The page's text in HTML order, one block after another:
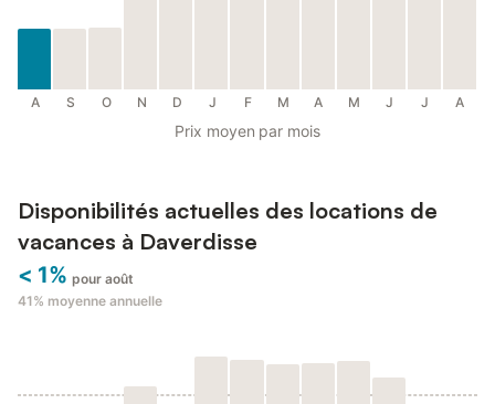
A S O N D J F M A M J J A
Prix moyen par mois
Disponibilités actuelles des locations de
vacances à Daverdisse
< 1% pour août
41% moyenne annuelle